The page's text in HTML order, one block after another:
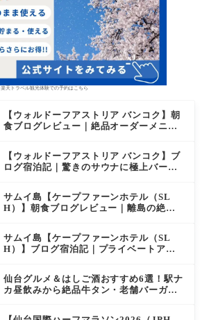
楽天トラベル観光体験での予約はこちら
【ウォルドーフアストリア バンコク】朝
食ブログレビュー｜絶品オーダーメニュ
【ウォルドーフアストリア バンコク】ブ
ログ宿泊記｜驚きのサウナに極上バー＆
サムイ島【ケープファーンホテル（SL
H）】朝食ブログレビュー｜離島の絶景×
サムイ島【ケープファーンホテル（SL
H）】ブログ宿泊記｜プライベートアイ
仙台グルメ＆はしご酒おすすめ6選！駅ナ
カ昼飲みから絶品牛タン・老舗バーガー